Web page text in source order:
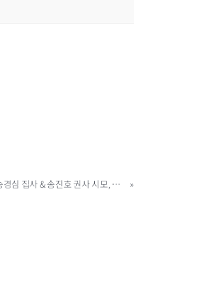
[별세] 송득현 권사(90세, 송달준 집사 & 송익준 집사 모친, 송경심 집사 & 송진호 권사 시모, 이스트빌 06) »